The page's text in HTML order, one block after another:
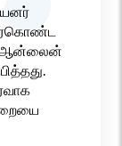
ஆன்லைன்